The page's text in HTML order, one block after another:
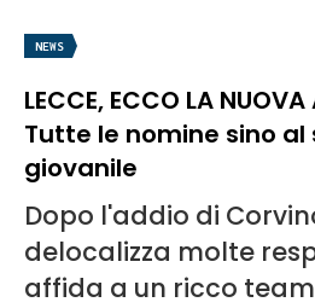
NEWS
LECCE, ECCO LA NUOVA
Tutte le nomine sino
giovanile
Dopo l'addio di
delocalizza molte
affida a un ricco team